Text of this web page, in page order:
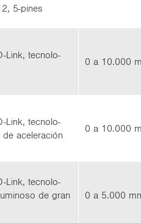
5-​pines
​Link, tec­no­lo­
0 a 10.000
​Link, tec­no­lo­
ace­le­ra­ción
0 a 10.000
​Link, tec­no­lo­
de gran
0 a 5.000